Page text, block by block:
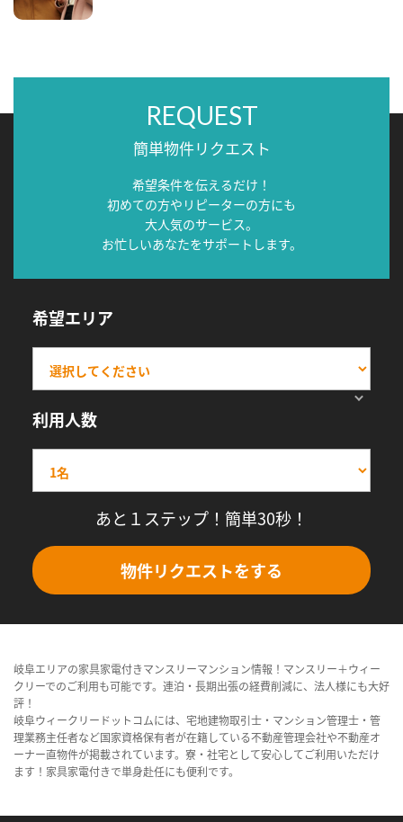
REQUEST
簡単物件リクエスト
希望条件を伝えるだけ！
初めての方やリピーターの方にも
大人気のサービス。
お忙しいあなたをサポートします。
希望エリア
利用人数
あと１ステップ！簡単30秒！
物件リクエストをする
岐阜エリアの家具家電付きマンスリーマンション情報！マンスリー＋ウィー
クリーでのご利用も可能です。連泊・長期出張の経費削減に、法人様にも大好
評！
岐阜ウィークリードットコムには、宅地建物取引士・マンション管理士・管
理業務主任者など国家資格保有者が在籍している不動産管理会社や不動産オ
ーナー直物件が掲載されています。寮・社宅として安心してご利用いただけ
ます！家具家電付きで単身赴任にも便利です。